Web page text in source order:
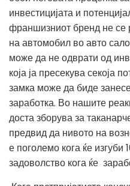
инвестицијата и
франшизниот бренд не се
на автомобил во авто
може да не одврати од
која ја пресекува секоја
замка може да биде
заработка. Во нашите
доста зборува за
предвид да нивото на
е поголемо кога ќе изгуби
задоволство кога ќе